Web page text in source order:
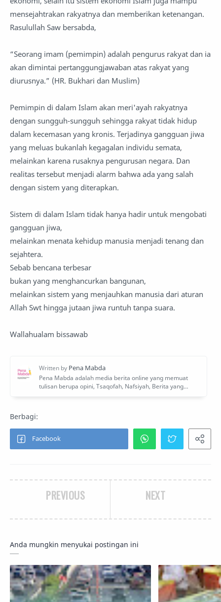
mensejahtrakan rakyatnya dan memberikan ketenangan.
Rasulullah Saw bersabda,
“Seorang imam (pemimpin) adalah pengurus rakyat dan ia
akan dimintai pertanggungjawaban atas rakyat yang
diurusnya.” (HR. Bukhari dan Muslim)
Pemimpin di dalam Islam akan meri'ayah rakyatnya
dengan sungguh-sungguh sehingga rakyat tidak hidup
dalam kecemasan yang kronis. Terjadinya gangguan jiwa
yang meluas bukanlah kegagalan individu semata,
melainkan karena rusaknya pengurusan negara. Dan
realitas tersebut menjadi alarm bahwa ada yang salah
dengan sistem yang diterapkan.
Sistem di dalam Islam tidak hanya hadir untuk mengobati
gangguan jiwa,
melainkan menata kehidup manusia menjadi tenang dan
sejahtera.
Sebab bencana terbesar
bukan yang menghancurkan bangunan,
melainkan sistem yang menjauhkan manusia dari aturan
Allah Swt hingga jutaan jiwa runtuh tanpa suara.
Wallahualam bissawab
NEXT
PREVIOUS
Anda mungkin menyukai postingan ini